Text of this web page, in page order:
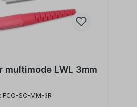
multimode LWL 3mm
FCO-SC-MM-3R